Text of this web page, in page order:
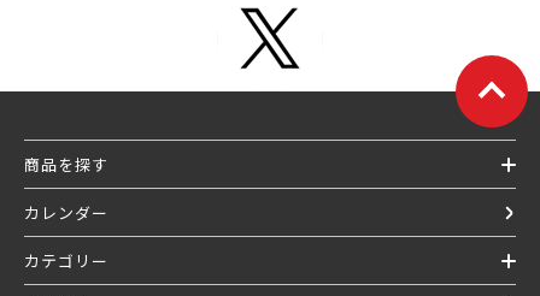
商品を探す
カレンダー
カテゴリー